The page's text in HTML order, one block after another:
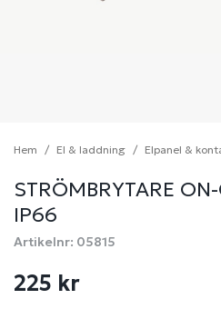
Hem El & laddning Elpanel &
STRÖMBRYTARE
IP66
Artikelnr: 05815
225 kr